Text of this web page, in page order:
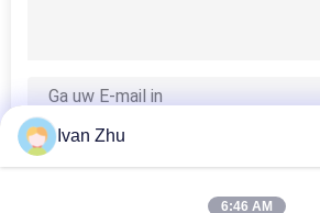
Ivan Zhu
6:46 AM